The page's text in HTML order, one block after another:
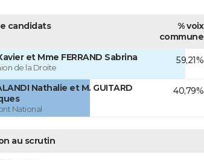
candidats
% voix
commune
et Mme FERRAND Sabrina
de la Droite
59,21%
Nathalie et M. GUITARD
National
40,79%
au scrutin